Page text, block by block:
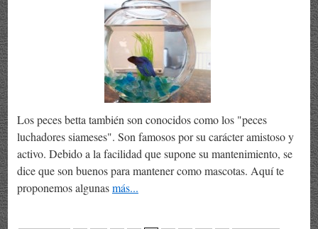
Los peces betta también son conocidos como los "peces
luchadores siameses". Son famosos por su carácter amistoso y
activo. Debido a la facilidad que supone su mantenimiento, se
dice que son buenos para mantener como mascotas. Aquí te
proponemos algunasmás...